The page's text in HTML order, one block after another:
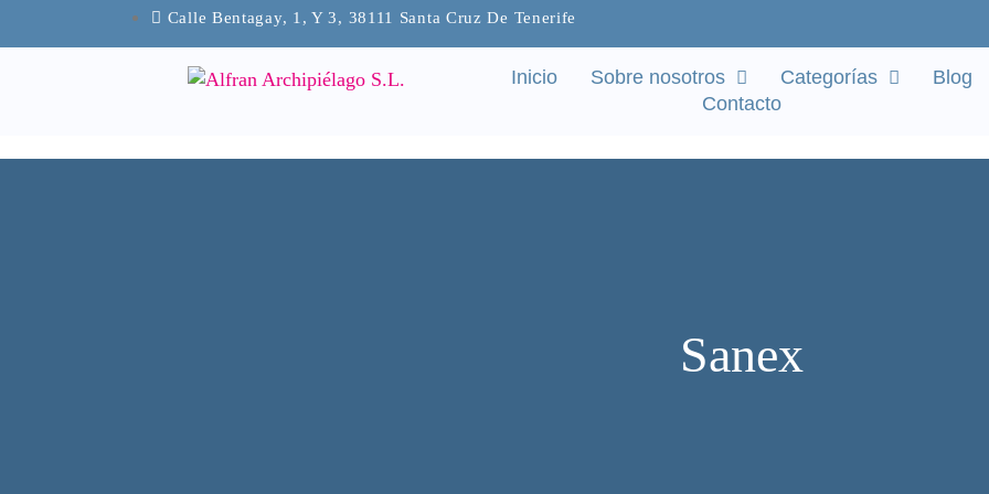
Calle Bentagay, 1, Y 3, 38111 Santa Cruz De Tenerife
Inicio Sobre nosotros Categorías
Blog
Contacto
Sanex